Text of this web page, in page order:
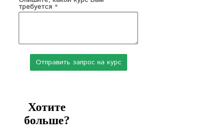
требуется *
Хотите
больше?